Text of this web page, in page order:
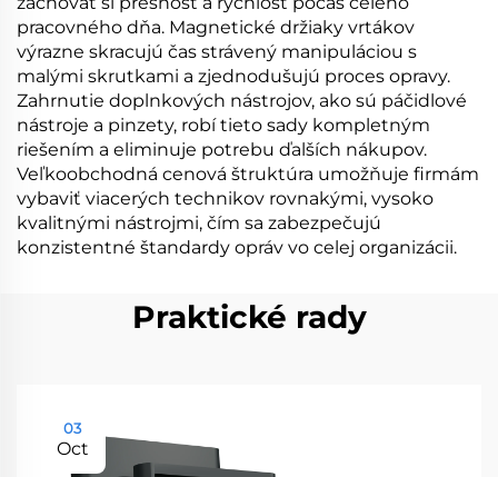
pracovného dňa. Magnetické držiaky vrtákov
výrazne skracujú čas strávený manipuláciou s
malými skrutkami a zjednodušujú proces opravy.
Zahrnutie doplnkových nástrojov, ako sú páčidlové
nástroje a pinzety, robí tieto sady kompletným
riešením a eliminuje potrebu ďalších nákupov.
Veľkoobchodná cenová štruktúra umožňuje firmám
vybaviť viacerých technikov rovnakými, vysoko
kvalitnými nástrojmi, čím sa zabezpečujú
konzistentné štandardy opráv vo celej organizácii.
Praktické rady
03
Oct